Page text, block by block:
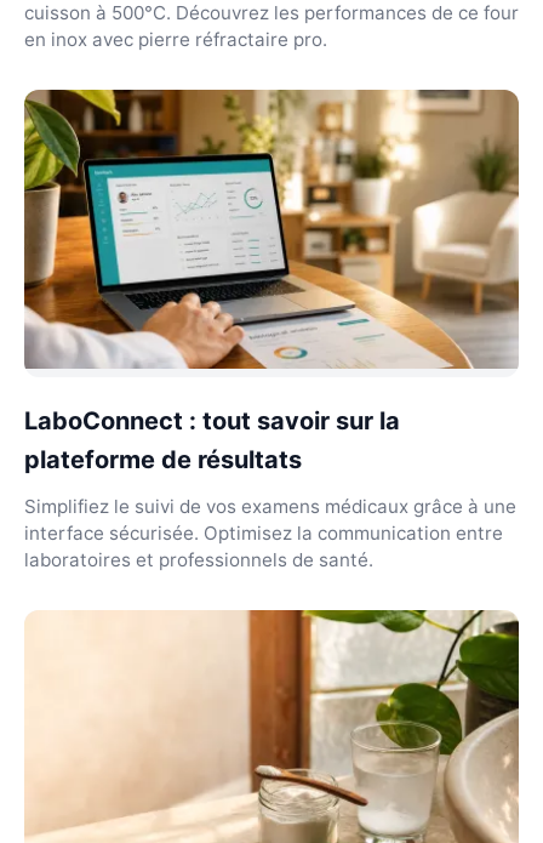
cuisson à 500°C. Découvrez les performances de ce four
en inox avec pierre réfractaire pro.
LaboConnect : tout savoir sur la
plateforme de résultats
Simplifiez le suivi de vos examens médicaux grâce à une
interface sécurisée. Optimisez la communication entre
laboratoires et professionnels de santé.